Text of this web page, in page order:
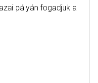
pályán fogadjuk a